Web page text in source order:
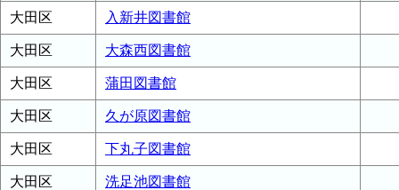
大田区 入新井図書館
大田区 大森西図書館
大田区 蒲田図書館
大田区 久が原図書館
大田区 下丸子図書館
大田区 洗足池図書館